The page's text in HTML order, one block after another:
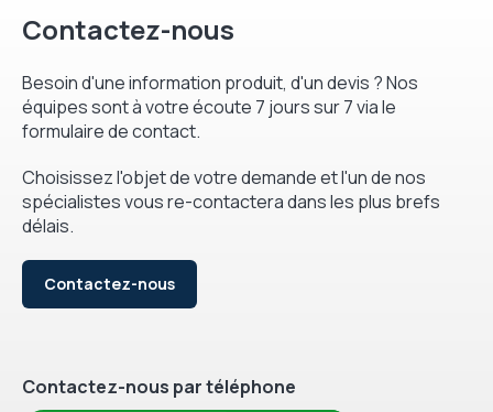
Contactez-nous
Besoin d'une information produit, d'un devis ? Nos
équipes sont à votre écoute 7 jours sur 7 via le
formulaire de contact.
Choisissez l'objet de votre demande et l'un de nos
spécialistes vous re-contactera dans les plus brefs
délais.
Contactez-nous
Contactez-nous par téléphone